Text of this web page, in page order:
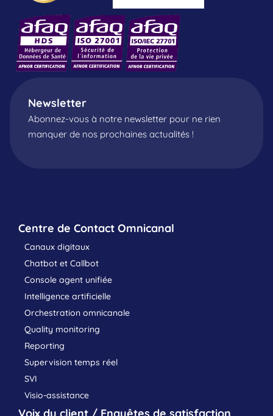
Newsletter
Abonnez-vous à notre newsletter pour ne rien
manquer de nos prochaines actualités !
Centre de Contact Omnicanal
Canaux digitaux
Chatbot et Callbot
Console agent unifiée
Intelligence artificielle
Orchestration omnicanale
Quality monitoring
Reporting
Supervision temps réel
SVI
Visio-assistance